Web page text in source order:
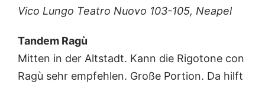
Vico Lungo Teatro Nuovo 103-105, Neapel
Tandem Ragù
Mitten in der Altstadt. Kann die Rigotone con
Ragù sehr empfehlen. Große Portion. Da hilft